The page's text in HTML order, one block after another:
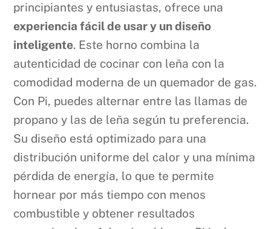
principiantes y entusiastas, ofrece una
experiencia fácil de usar y un diseño
inteligente. Este horno combina la
autenticidad de cocinar con leña con la
comodidad moderna de un quemador de gas.
Con Pi, puedes alternar entre las llamas de
propano y las de leña según tu preferencia.
Su diseño está optimizado para una
distribución uniforme del calor y una mínima
pérdida de energía, lo que te permite
hornear por más tiempo con menos
combustible y obtener resultados